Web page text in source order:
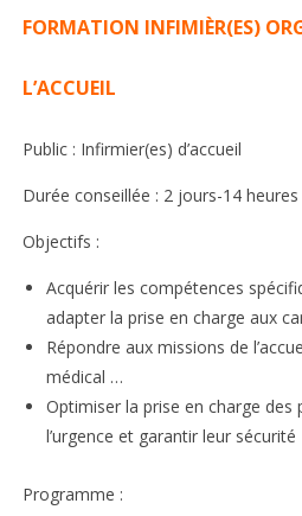
FORMATION INFIMIÈR(ES)
L’ACCUEIL
Public : Infirmier(es) d’accueil
Durée conseillée : 2 jours-14 heures
Objectifs :
Acquérir les compétences
adapter la prise en charge aux
Répondre aux missions de
médical …
Optimiser la prise en charge
l’urgence et garantir leur sécurité
Programme :